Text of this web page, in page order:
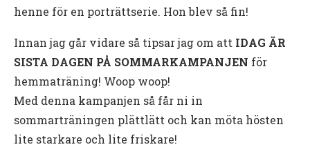
henne för en porträttserie. Hon blev så fin!
Innan jag går vidare så tipsar jag om att IDAG ÄR
SISTA DAGEN PÅ SOMMARKAMPANJEN för
hemmaträning! Woop woop!
Med denna kampanjen så får ni in
sommarträningen plättlätt och kan möta hösten
lite starkare och lite friskare!